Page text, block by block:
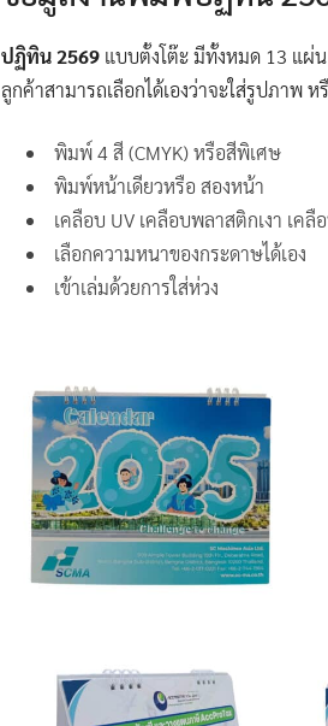
ปฏิทิน 2569แบบตั้งโต๊ะ มีทั้งหมด 13 แผ่
ลูกค้าสามารถเลือกได้เองว่าจะใส่รูปภาพ ห
พิมพ์ 4 สี (CMYK) หรือสีพิเศษ
พิมพ์หน้าเดียวหรือ สองหน้า
เคลือบ UV เคลือบพลาสติกเงา เค
เลือกความหนาของกระดาษได้เอง
เข้าเล่มด้วยการใส่ห่วง